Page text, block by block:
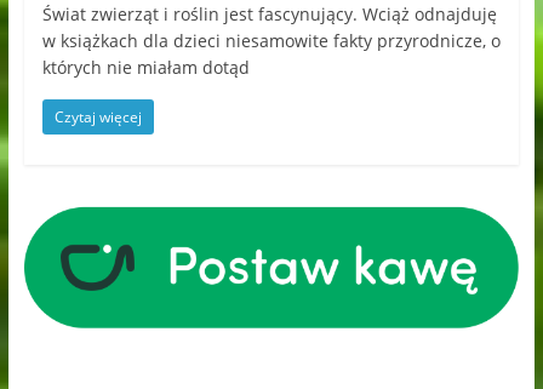
Świat zwierząt i roślin jest fascynujący. Wciąż odnajduję
w książkach dla dzieci niesamowite fakty przyrodnicze, o
których nie miałam dotąd
Czytaj więcej